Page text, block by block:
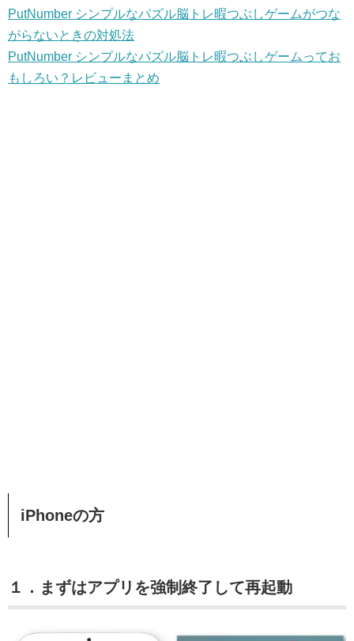
PutNumber シンプルなパズル脳トレ暇つぶしゲームがつな
がらないときの対処法
PutNumber シンプルなパズル脳トレ暇つぶしゲームってお
もしろい？レビューまとめ
iPhoneの方
１．まずはアプリを強制終了して再起動